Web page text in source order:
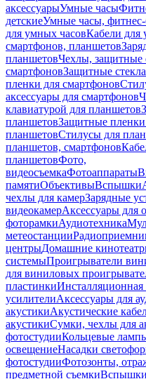
аксессуарыУмные часы
детскиеУмные часы, фитнес-
для умных часовКабели для
смартфонов, планшетов
планшетовЧехлы, защитные
смартфоновЗащитные
пленки для смартфонов
аксессуары для смартфонов
клавиатурой для планшетов
планшетовЗащитные
планшетовСтилусы для
планшетов, смартфонов
планшетовФото,
видеосъемкаФотоаппараты
памятиОбъективыВспышки
чехлы для камерЗарядные
видеокамерАксессуары для
фоторамкиАудиотехника
метеостанции
центрыДомашние
системыПроигрыватели
для виниловых
пластинкиИнсталляционная
усилителиАксессуары для
акустикиАкустические
акустикиСумки, чехлы для
фотостудииКольцевые
освещениеНасадки
фотостудииФотозонты,
предметной съемки